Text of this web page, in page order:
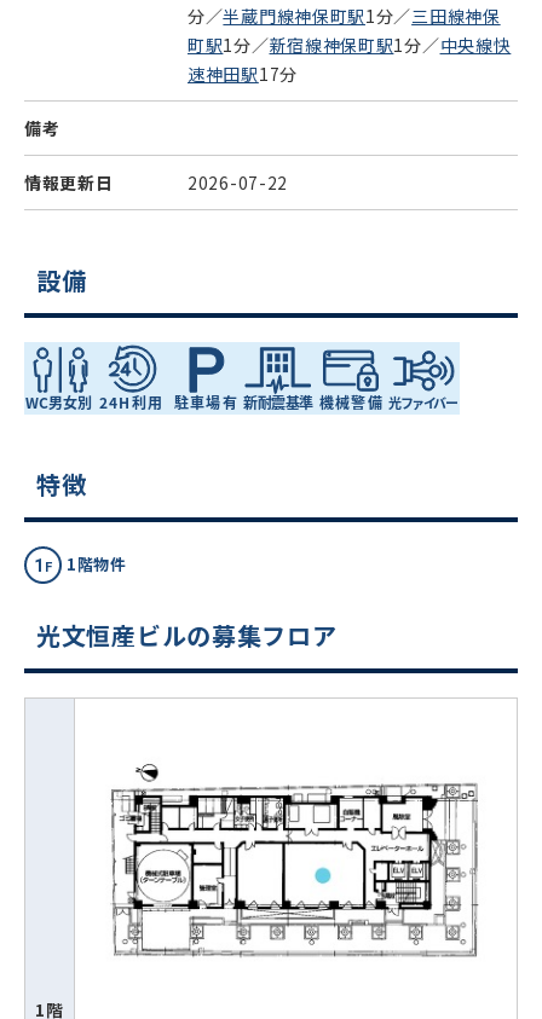
分／半蔵門線神保町駅1分／三田線神保
町駅1分／新宿線神保町駅1分／中央線快
速神田駅17分
備考
情報更新日 2026-07-22
設備
特徴
1階物件
光文恒産ビルの募集フロア
1階